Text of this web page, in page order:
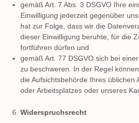
gemäß Art. 7 Abs. 3 DSGVO Ihre
Einwilligung jederzeit gegenüber
hat zur Folge, dass wir die
dieser Einwilligung beruhte, für die
fortführen dürfen und
gemäß Art. 77 DSGVO sich bei
zu beschweren. In der Regel
die Aufsichtsbehörde Ihres üblichen
oder Arbeitsplatzes oder unseres
Widerspruchsrecht